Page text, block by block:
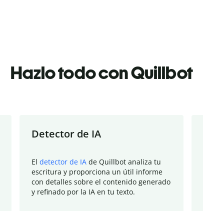
Hazlo todo con Quillbot
Detector de IA
El detector de IA de Quillbot analiza tu
escritura y proporciona un útil informe
con detalles sobre el contenido generado
y refinado por la IA en tu texto.